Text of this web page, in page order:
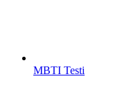
MBTI Testi